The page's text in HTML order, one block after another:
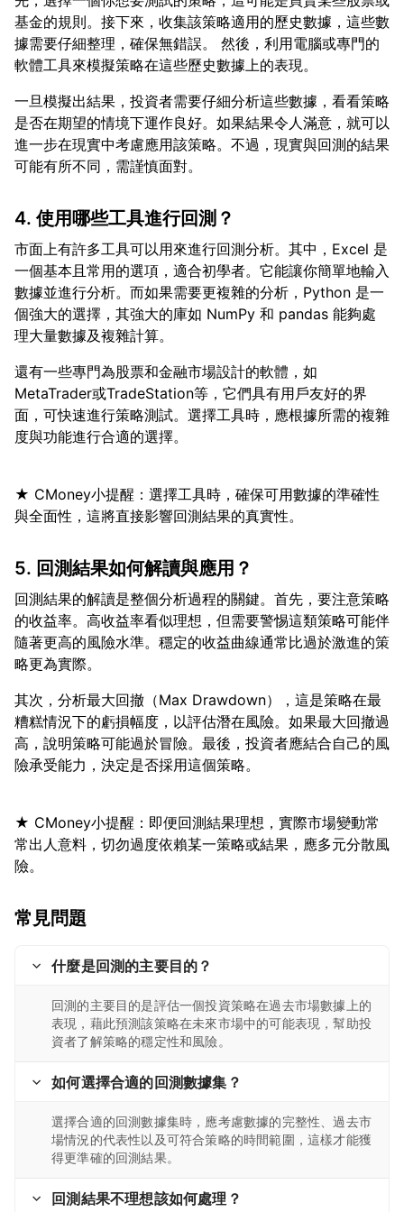
基金的規則。接下來，收集該策略適用的歷史數據，這些數
據需要仔細整理，確保無錯誤。 然後，利用電腦或專門的
一旦模擬出結果，投資者需要仔細分析這些數據，看看策略
是否在期望的情境下運作良好。如果結果令人滿意，就可以
進一步在現實中考慮應用該策略。不過，現實與回測的結果
4. 使用哪些工具進行回測？
市面上有許多工具可以用來進行回測分析。其中，Excel 是
一個基本且常用的選項，適合初學者。它能讓你簡單地輸入
數據並進行分析。而如果需要更複雜的分析，Python 是一
個強大的選擇，其強大的庫如 NumPy 和 pandas 能夠處
還有一些專門為股票和金融市場設計的軟體，如
MetaTrader或TradeStation等，它們具有用戶友好的界
面，可快速進行策略測試。選擇工具時，應根據所需的複雜
★ CMoney小提醒：選擇工具時，確保可用數據的準確性
5. 回測結果如何解讀與應用？
回測結果的解讀是整個分析過程的關鍵。首先，要注意策略
的收益率。高收益率看似理想，但需要警惕這類策略可能伴
隨著更高的風險水準。穩定的收益曲線通常比過於激進的策
其次，分析最大回撤（Max Drawdown），這是策略在最
糟糕情況下的虧損幅度，以評估潛在風險。如果最大回撤過
高，說明策略可能過於冒險。最後，投資者應結合自己的風
★ CMoney小提醒：即便回測結果理想，實際市場變動常
常出人意料，切勿過度依賴某一策略或結果，應多元分散風
常見問題
什麼是回測的主要目的？
回測的主要目的是評估一個投資策略在過去市場數據上的
表現，藉此預測該策略在未來市場中的可能表現，幫助投
資者了解策略的穩定性和風險。
如何選擇合適的回測數據集？
選擇合適的回測數據集時，應考慮數據的完整性、過去市
場情況的代表性以及可符合策略的時間範圍，這樣才能獲
得更準確的回測結果。
回測結果不理想該如何處理？